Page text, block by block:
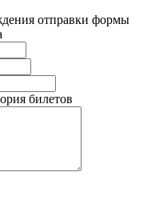
отправки формы
билетов